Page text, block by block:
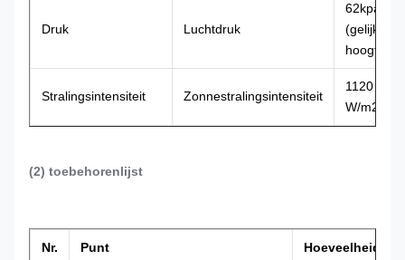
Druk Luchtdruk
62kpa ~
(gelijkend
hoogte ~
Stralingsintensiteit Zonnestralingsintensiteit
1120 ×
W/m2
(2) toebehorenlijst
Nr. Punt Hoeveelheid